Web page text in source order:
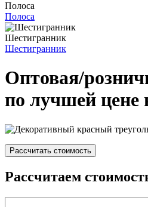
Полоса
Полоса
Шестигранник
Шестигранник
Оптовая/
по лучшей цене
Рассчитать стоимость
Рассчитаем